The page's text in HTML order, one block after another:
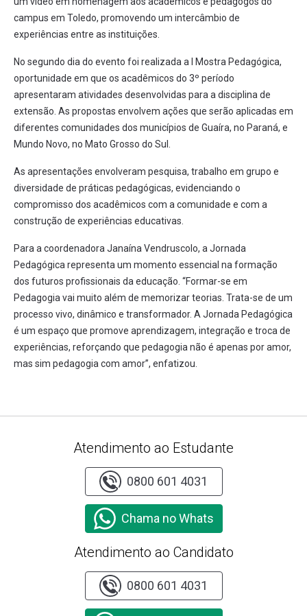
campus em Toledo, promovendo um intercâmbio de
experiências entre as instituições.
No segundo dia do evento foi realizada a I Mostra Pedagógica,
oportunidade em que os acadêmicos do 3º período
apresentaram atividades desenvolvidas para a disciplina de
extensão. As propostas envolvem ações que serão aplicadas em
diferentes comunidades dos municípios de Guaíra, no Paraná, e
Mundo Novo, no Mato Grosso do Sul.
As apresentações envolveram pesquisa, trabalho em grupo e
diversidade de práticas pedagógicas, evidenciando o
compromisso dos acadêmicos com a comunidade e com a
construção de experiências educativas.
Para a coordenadora Janaína Vendruscolo, a Jornada
Pedagógica representa um momento essencial na formação
dos futuros profissionais da educação. “Formar-se em
Pedagogia vai muito além de memorizar teorias. Trata-se de um
processo vivo, dinâmico e transformador. A Jornada Pedagógica
é um espaço que promove aprendizagem, integração e troca de
experiências, reforçando que pedagogia não é apenas por amor,
mas sim pedagogia com amor”, enfatizou.
Atendimento ao Estudante
0800 601 4031
Chama no Whats
Atendimento ao Candidato
0800 601 4031